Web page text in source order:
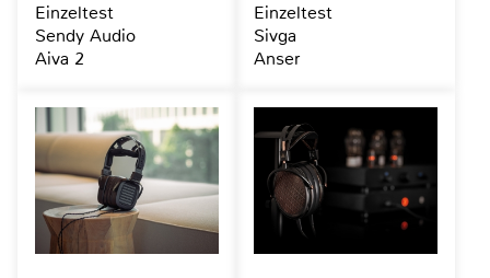
Einzeltest
Sendy Audio
Aiva 2
Einzeltest
Sivga
Anser